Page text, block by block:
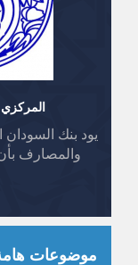
يود بنك
والمصارف
موضوعات